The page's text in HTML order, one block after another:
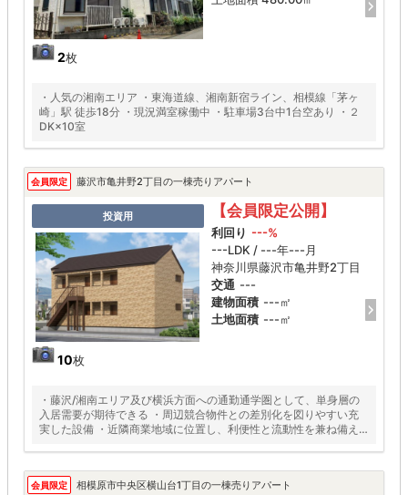
2枚
・人気の湘南エリア ・東海道線、湘南新宿ライン、相模線「茅ヶ
崎」駅 徒歩18分 ・現況満室稼働中 ・駐車場3台中1台空あり ・２
DK×10室
会員限定 藤沢市亀井野2丁目の一棟売りアパート
投資用
10枚
【会員限定公開】
利回り ---%
---LDK / ---年---月
神奈川県藤沢市亀井野2丁目
交通 ---
建物面積 ---㎡
土地面積 ---㎡
・藤沢/湘南エリア及び横浜方面への通勤通学圏として、単身層の
入居需要が期待できる ・周辺競合物件との差別化を図りやすい充
実した設備 ・近隣商業地域に位置し、利便性と流動性を兼ね備え
会員限定 相模原市中央区横山台1丁目の一棟売りアパート